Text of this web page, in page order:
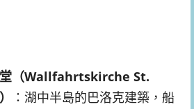
堂（Wallfahrtskirche St.
）
：湖中半島的巴洛克建築，船